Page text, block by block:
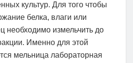
культур. Для того чтобы
белка, влаги или
необходимо измельчить до
Именно для этой
мельница лабораторная